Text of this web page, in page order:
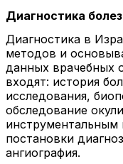
Диагностика
Диагностика в
методов и
данных врачебных
входят: история
исследования,
обследование
постановки
ангиография.